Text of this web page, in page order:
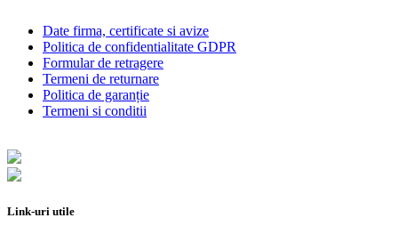
Date firma, certificate si avize
Politica de confidentialitate GDPR
Formular de retragere
Termeni de returnare
Politica de garanție
Termeni si conditii
Link-uri utile